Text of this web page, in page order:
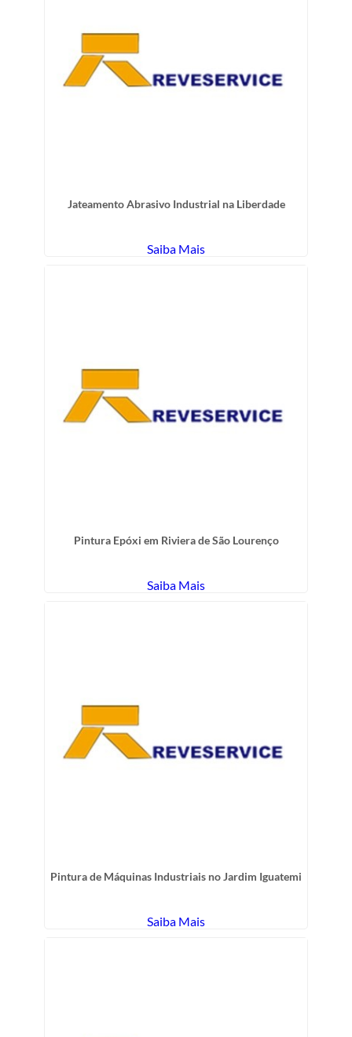
Jateamento Abrasivo Industrial na Liberdade
Saiba Mais
Pintura Epóxi em Riviera de São Lourenço
Saiba Mais
Pintura de Máquinas Industriais no Jardim Iguatemi
Saiba Mais